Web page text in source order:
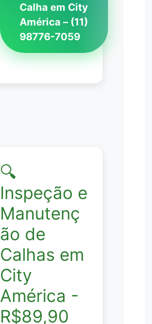
Calha em City
América – (11)
98776-7059
🔍
Inspeção e
Manutenç
ão de
Calhas em
City
América -
R$89,90